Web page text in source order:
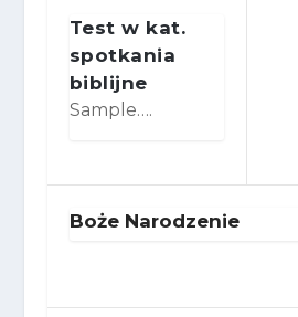
Test w kat.
spotkania
biblijne
Sample….
Boże Narodzenie